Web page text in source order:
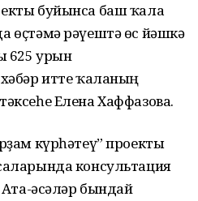
буйынса баш ҡала
өҫтәмә рәүештә өс йәшкә
625 урын
итте ҡаланың
Елена Хаффазова.
күрһәтеү” проекты
консультация
әсәләр бындай